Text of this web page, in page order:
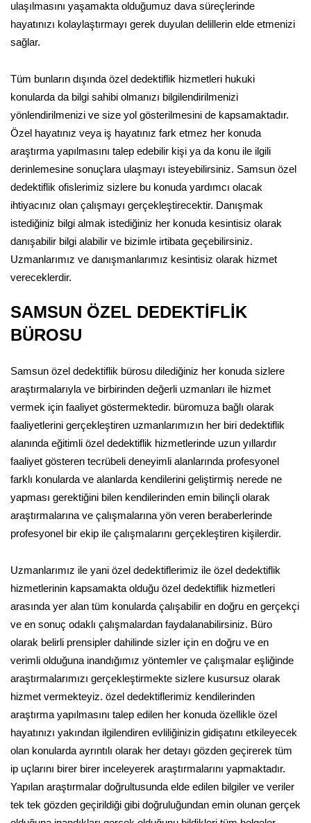
ulaşılmasını yaşamakta olduğumuz dava süreçlerinde
hayatınızı kolaylaştırmayı gerek duyulan delillerin elde etmenizi
sağlar.
Tüm bunların dışında özel dedektiflik hizmetleri hukuki
konularda da bilgi sahibi olmanızı bilgilendirilmenizi
yönlendirilmenizi ve size yol gösterilmesini de kapsamaktadır.
Özel hayatınız veya iş hayatınız fark etmez her konuda
araştırma yapılmasını talep edebilir kişi ya da konu ile ilgili
derinlemesine sonuçlara ulaşmayı isteyebilirsiniz. Samsun özel
dedektiflik ofislerimiz sizlere bu konuda yardımcı olacak
ihtiyacınız olan çalışmayı gerçekleştirecektir. Danışmak
istediğiniz bilgi almak istediğiniz her konuda kesintisiz olarak
danışabilir bilgi alabilir ve bizimle irtibata geçebilirsiniz.
Uzmanlarımız ve danışmanlarımız kesintisiz olarak hizmet
vereceklerdir.
SAMSUN ÖZEL DEDEKTİFLİK
BÜROSU
Samsun özel dedektiflik bürosu dilediğiniz her konuda sizlere
araştırmalarıyla ve birbirinden değerli uzmanları ile hizmet
vermek için faaliyet göstermektedir. büromuza bağlı olarak
faaliyetlerini gerçekleştiren uzmanlarımızın her biri dedektiflik
alanında eğitimli özel dedektiflik hizmetlerinde uzun yıllardır
faaliyet gösteren tecrübeli deneyimli alanlarında profesyonel
farklı konularda ve alanlarda kendilerini geliştirmiş nerede ne
yapması gerektiğini bilen kendilerinden emin bilinçli olarak
araştırmalarına ve çalışmalarına yön veren beraberlerinde
profesyonel bir ekip ile çalışmalarını gerçekleştiren kişilerdir.
Uzmanlarımız ile yani özel dedektiflerimiz ile özel dedektiflik
hizmetlerinin kapsamakta olduğu özel dedektiflik hizmetleri
arasında yer alan tüm konularda çalışabilir en doğru en gerçekçi
ve en sonuç odaklı çalışmalardan faydalanabilirsiniz. Büro
olarak belirli prensipler dahilinde sizler için en doğru ve en
verimli olduğuna inandığımız yöntemler ve çalışmalar eşliğinde
araştırmalarımızı gerçekleştirmekte sizlere kusursuz olarak
hizmet vermekteyiz. özel dedektiflerimiz kendilerinden
araştırma yapılmasını talep edilen her konuda özellikle özel
hayatınızı yakından ilgilendiren evliliğinizin gidişatını etkileyecek
olan konularda ayrıntılı olarak her detayı gözden geçirerek tüm
ip uçlarını birer birer inceleyerek araştırmalarını yapmaktadır.
Yapılan araştırmalar doğrultusunda elde edilen bilgiler ve veriler
tek tek gözden geçirildiği gibi doğruluğundan emin olunan gerçek